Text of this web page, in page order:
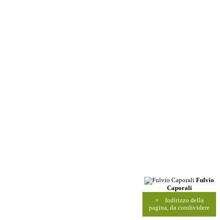
Fulvio
Caporali
×
Indirizzo della
pagina, da condividere